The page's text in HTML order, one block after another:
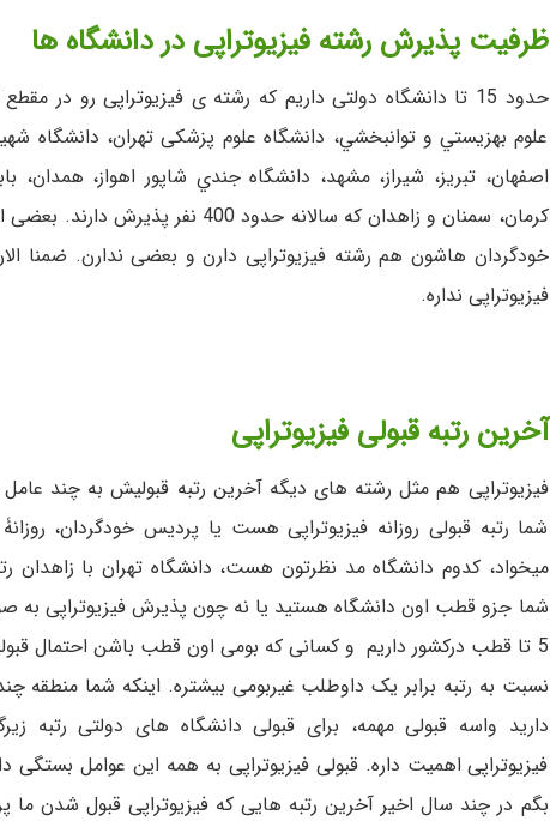
ظرفیت پذیرش رشته فیزیوتراپی در دانشگاه ها
حدود 15 تا دانشگاه دولتی داریم که رشته ی فیزیوتراپی رو در
علوم بهزيستي و توانبخشي، دانشگاه علوم پزشکی تهران، دانشگاه
اصفهان، تبريز، شيراز، مشهد، دانشگاه جندي شاپور اهواز، همدان،
خودگردان هاشون هم رشته فیزیوتراپی دارن و بعضی ندارن. ضمنا
فیزیوتراپی نداره.
آخرین رتبه قبولی فیزیوتراپی
فیزیوتراپی هم مثل رشته های دیگه آخرین رتبه قبولیش به چند عامل
شما رتبه قبولی روزانه فیزیوتراپی هست یا پردیس خودگردان،
میخواد، کدوم دانشگاه مد نظرتون هست، دانشگاه تهران با زاهدان
شما جزو قطب اون دانشگاه هستید یا نه چون پذیرش فیزیوتراپی به
5 تا قطب درکشور داریم و کسانی که بومی اون قطب باشن احتمال
نسبت به رتبه برابر یک داوطلب غیربومی بیشتره. اینکه شما منطقه
فیزیوتراپی اهمیت داره. قبولی فیزیوتراپی به همه این عوامل بستگی
بگم در چند سال اخیر آخرین رتبه هایی که فیزیوتراپی قبول شدن ما